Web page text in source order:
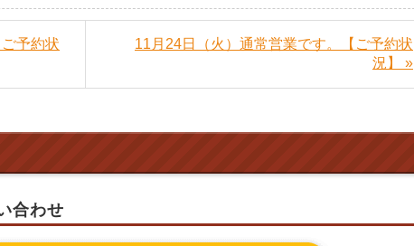
予約状
11月24日（火）通常営業です。【ご予約状
況】 »
合わせ